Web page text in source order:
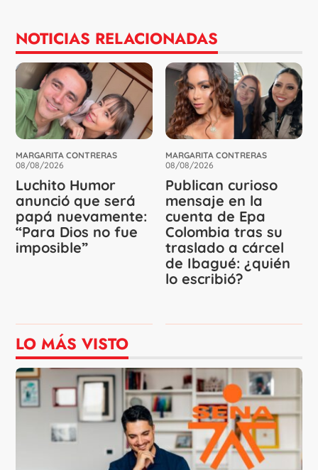
NOTICIAS RELACIONADAS
MARGARITA CONTRERAS
08/08/2026
Luchito Humor
anunció que será
papá nuevamente:
“Para Dios no fue
imposible”
MARGARITA CONTRERAS
08/08/2026
Publican curioso
mensaje en la
cuenta de Epa
Colombia tras su
traslado a cárcel
de Ibagué: ¿quién
lo escribió?
LO MÁS VISTO